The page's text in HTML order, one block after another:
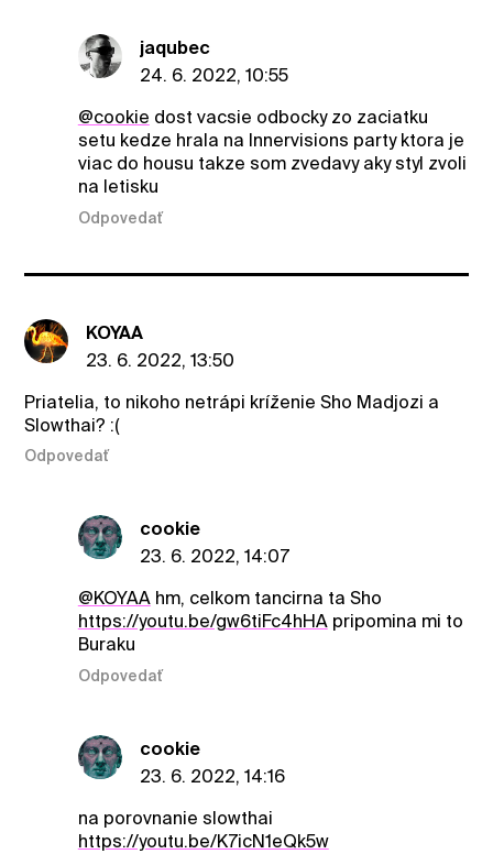
jaqubec
24. 6. 2022, 10:55
@cookie dost vacsie odbocky zo zaciatku
setu kedze hrala na Innervisions party ktora je
viac do housu takze som zvedavy aky styl zvoli
na letisku
Odpovedať
KOYAA
23. 6. 2022, 13:50
Priatelia, to nikoho netrápi kríženie Sho Madjozi a
Slowthai? :(
Odpovedať
cookie
23. 6. 2022, 14:07
@KOYAAhm, celkom tancirna ta Sho
https://youtu.be/gw6tiFc4hHApripomina mi to
Buraku
Odpovedať
cookie
23. 6. 2022, 14:16
na porovnanie slowthai
https://youtu.be/K7icN1eQk5w